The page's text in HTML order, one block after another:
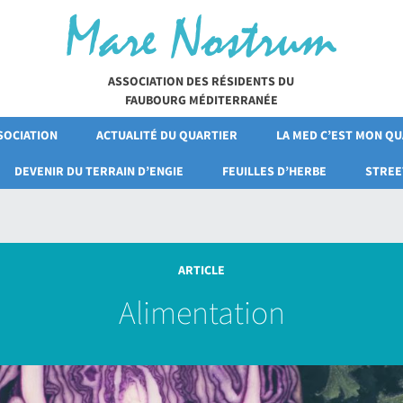
ASSOCIATION DES RÉSIDENTS DU
FAUBOURG MÉDITERRANÉE
ACTUALITÉ DU QUARTIER LA MED C’EST MON
DEVENIR DU TERRAIN D’ENGIE FEUILLES D’HERBE
Alimentation
ARTICLE